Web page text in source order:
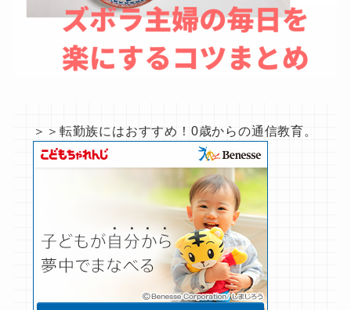
＞＞転勤族にはおすすめ！0歳からの通信教育。